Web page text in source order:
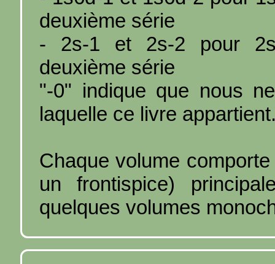
deuxième série
- 2s-1 et 2s-2 pour
deuxième série
"-0" indique que nous
laquelle ce livre
Chaque volume
un frontispice)
quelques volumes